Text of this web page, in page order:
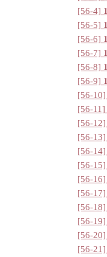
[56-4] 1
[56-5] 1
[56-6] 1
[56-7] 1
[56-8] 1
[56-9] 1
[56-10]
[56-11]
[56-12]
[56-13]
[56-14]
[56-15]
[56-16]
[56-17]
[56-18]
[56-19]
[56-20]
[56-21]